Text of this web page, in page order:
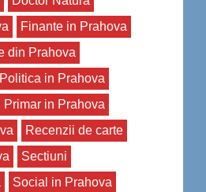
Finante in Prahova
din Prahova
Politica in Prahova
Primar in Prahova
Recenzii de carte
Sectiuni
Social in Prahova